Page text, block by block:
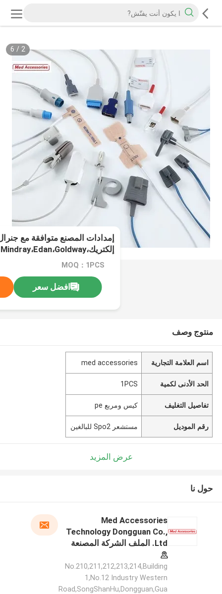
2
/
6
إمدادات المصنع متوافقة مع
الرئيسية
MOQ：1PCS
افضل سعر
منتوج وصف
اسم العلامة التجارية med accessories
الحد الأدنى لكمية 1PCS
تفاصيل التغليف كيس ومربع pe
رقم الموديل مستشعر Spo2 للبالغين
عرض المزيد
حول نا
Med Accessories
Technology Dongguan Co.,
Ltd. الملف الشركة المصنعة
No.210,211,212,213,214,Building
1,No.12 Industry Western
Road,SongShanHu,Dongguan,Gua